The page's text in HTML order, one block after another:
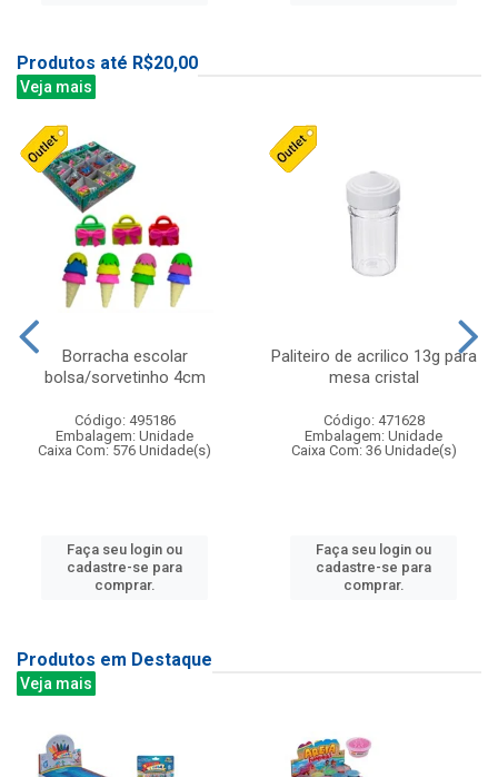
Produtos até R$20,00
Veja mais
Borracha escolar
bolsa/sorvetinho 4cm
Código: 495186
Embalagem: Unidade
Caixa Com: 576 Unidade(s)
Faça seu login ou
cadastre-se para
comprar.
Paliteiro de acrilico 13g para
mesa cristal
Código: 471628
Embalagem: Unidade
Caixa Com: 36 Unidade(s)
Faça seu login ou
cadastre-se para
comprar.
Produtos em Destaque
Veja mais